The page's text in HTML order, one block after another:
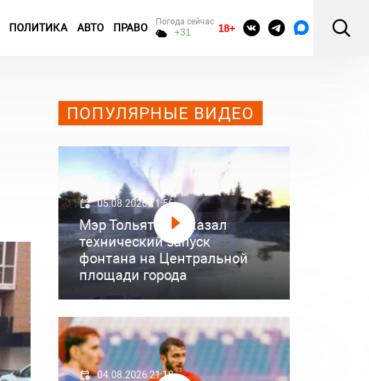
ПОЛИТИКА АВТО ПРАВО Погода сейчас
+31 18+
ПОПУЛЯРНЫЕ ВИДЕО
05.08.2026 11:56
Мэр Тольятти показал
технический запуск
фонтана на Центральной
площади города
04.08.2026 21:18